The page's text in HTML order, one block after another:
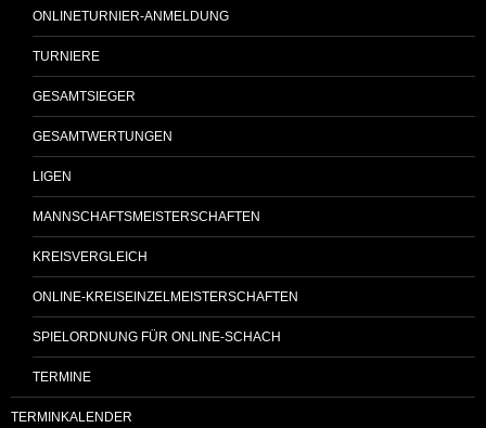
ONLINETURNIER-ANMELDUNG
TURNIERE
GESAMTSIEGER
GESAMTWERTUNGEN
LIGEN
MANNSCHAFTSMEISTERSCHAFTEN
KREISVERGLEICH
ONLINE-KREISEINZELMEISTERSCHAFTEN
SPIELORDNUNG FÜR ONLINE-SCHACH
TERMINE
TERMINKALENDER